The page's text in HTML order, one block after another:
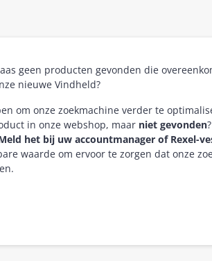
geen producten gevonden die
nieuwe Vindheld?
om onze zoekmachine verder te
in onze webshop, maar niet gevonden
het bij uw accountmanager of Rexel-
waarde om ervoor te zorgen dat onze